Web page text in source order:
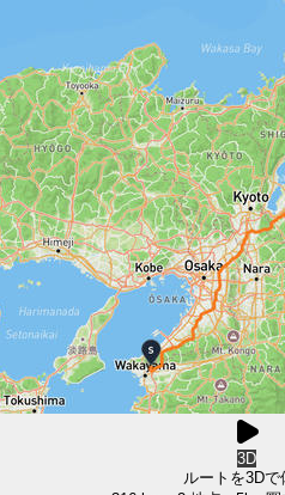
3D
ルートを3Dで